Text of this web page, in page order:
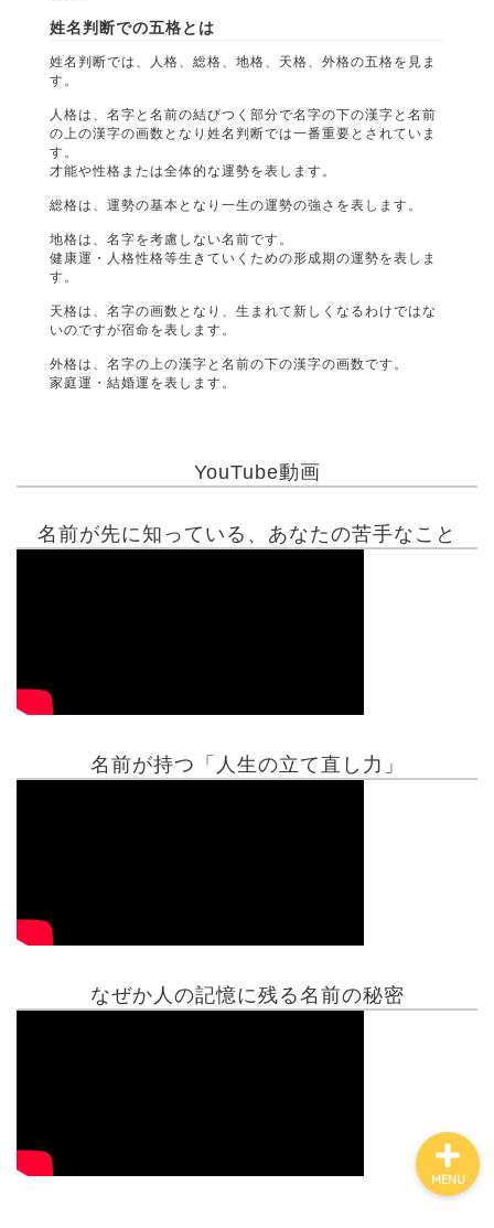
姓名判断での五格とは
姓名判断では、人格、総格、地格、天格、外格の五格を見ま
す。
人格は、名字と名前の結びつく部分で名字の下の漢字と名前
の上の漢字の画数となり姓名判断では一番重要とされていま
す。
才能や性格または全体的な運勢を表します。
総格は、運勢の基本となり一生の運勢の強さを表します。
地格は、名字を考慮しない名前です。
健康運・人格性格等生きていくための形成期の運勢を表しま
す。
天格は、名字の画数となり、生まれて新しくなるわけではな
いのですが宿命を表します。
外格は、名字の上の漢字と名前の下の漢字の画数です。
家庭運・結婚運を表します。
YouTube動画
名前が先に知っている、あなたの苦手なこと
名前が持つ「人生の立て直し力」
なぜか人の記憶に残る名前の秘密
MENU